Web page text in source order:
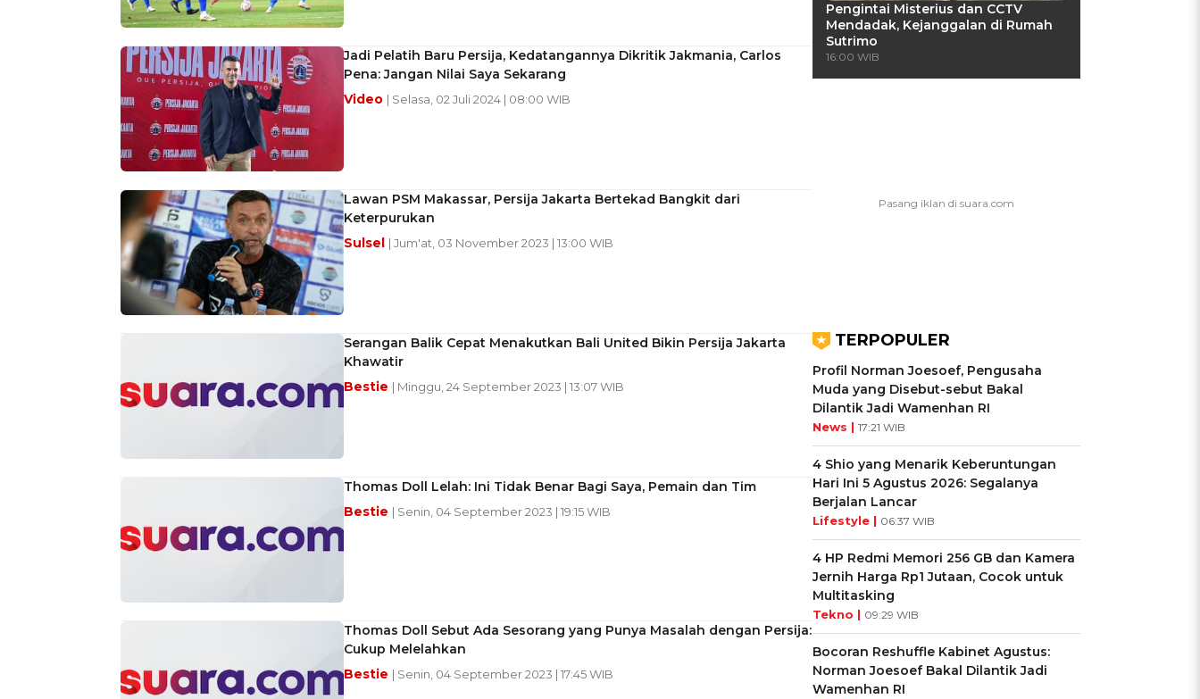
Jadi Pelatih Baru Persija, Kedatangannya Dikritik Jakmania, Carlos
Pena: Jangan Nilai Saya Sekarang
Video | Selasa, 02 Juli 2024 | 08:00 WIB
Lawan PSM Makassar, Persija Jakarta Bertekad Bangkit dari
Keterpurukan
Sulsel | Jum'at, 03 November 2023 | 13:00 WIB
Serangan Balik Cepat Menakutkan Bali United Bikin Persija Jakarta
Khawatir
Bestie | Minggu, 24 September 2023 | 13:07 WIB
Thomas Doll Lelah: Ini Tidak Benar Bagi Saya, Pemain dan Tim
Bestie | Senin, 04 September 2023 | 19:15 WIB
Thomas Doll Sebut Ada Sesorang yang Punya Masalah dengan Persija:
Cukup Melelahkan
Bestie | Senin, 04 September 2023 | 17:45 WIB
Pengintai Misterius dan CCTV
Mendadak, Kejanggalan di Rumah
Sutrimo
16:00 WIB
TERPOPULER
Profil Norman Joesoef, Pengusaha
Muda yang Disebut-sebut Bakal
Dilantik Jadi Wamenhan RI
News | 17:21 WIB
4 Shio yang Menarik Keberuntungan
Hari Ini 5 Agustus 2026: Segalanya
Berjalan Lancar
Lifestyle | 06:37 WIB
4 HP Redmi Memori 256 GB dan Kamera
Jernih Harga Rp1 Jutaan, Cocok untuk
Multitasking
Tekno | 09:29 WIB
Bocoran Reshuffle Kabinet Agustus:
Norman Joesoef Bakal Dilantik Jadi
Wamenhan RI